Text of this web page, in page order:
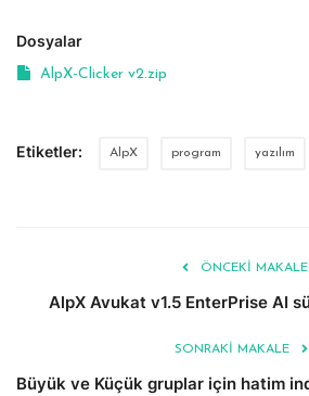
Dosyalar
AlpX-Clicker v2.zip
Etiketler: AlpX program yazılım
ÖNCEKI MAKALE
AlpX Avukat v1.5 EnterPrise AI
SONRAKI MAKALE
Büyük ve Küçük gruplar için hatim